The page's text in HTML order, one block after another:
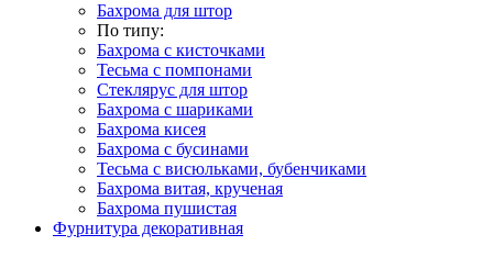
Бахрома для штор
По типу:
Бахрома с кисточками
Тесьма с помпонами
Стеклярус для штор
Бахрома с шариками
Бахрома кисея
Бахрома с бусинами
Тесьма с висюльками, бубенчиками
Бахрома витая, крученая
Бахрома пушистая
Фурнитура декоративная